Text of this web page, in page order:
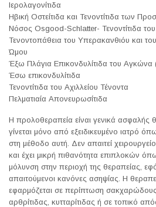
Ιερολαγονίτιδα
Ηβική Οστείτιδα και Τενοντίτιδα των
Νόσος Osgood-Schlatter- Τενοντίτιδα του
Τενοντοπάθεια του Υπερακανθιόυ και
Ώμου
Έξω Πλάγια Επικονδυλίτιδα του Αγκώνα
Έσω επικονδυλίτιδα
Τενοντίτιδα του Αχιλλείου Τένοντα
Πελματιαία Απονευρωσίτιδα
Η προλοθεραπεία είναι γενικά ασφαλής
γίνεται μόνο από εξειδικευμένο ιατρό
στη μέθοδο αυτή. Δεν απαιτεί
και έχει μικρή πιθανότητα επιπλοκών
μόλυνση στην περιοχή της θεραπείας,
απαιτούμενοι κανόνες ασηψίας. Η
εφαρμόζεται σε περίπτωση σακχαρώδους
αρθρίτιδας, κυτταρίτιδας ή σε τοπικό